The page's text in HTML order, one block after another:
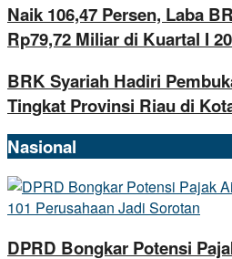
Naik 106,47 Persen, Laba
Rp79,72 Miliar di Kuartal I
BRK Syariah Hadiri
Tingkat Provinsi Riau di
Nasional
DPRD Bongkar Potensi